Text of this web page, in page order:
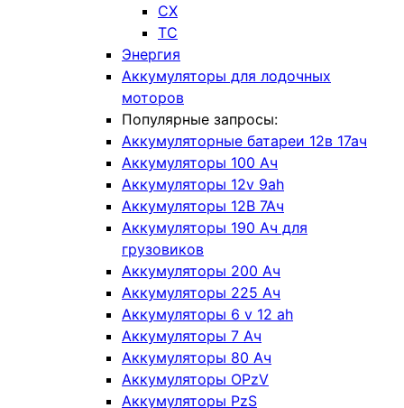
СХ
ТС
Энергия
Аккумуляторы для лодочных
моторов
Популярные запросы:
Аккумуляторные батареи 12в 17ач
Аккумуляторы 100 Ач
Аккумуляторы 12v 9ah
Аккумуляторы 12В 7Ач
Аккумуляторы 190 Ач для
грузовиков
Аккумуляторы 200 Ач
Аккумуляторы 225 Ач
Аккумуляторы 6 v 12 ah
Аккумуляторы 7 Ач
Аккумуляторы 80 Ач
Аккумуляторы OPzV
Аккумуляторы PzS